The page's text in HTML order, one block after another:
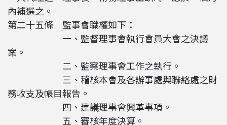
內補選之。
第二十五條 監事會職權如下：
一、監督理事會執行會員大會之決議
案。
二、監察理事會工作之執行。
三、稽核本會及各辦事處與聯絡處之財
務收支及帳目報告。
四、建議理事會興革事項。
五、審核年度決算。